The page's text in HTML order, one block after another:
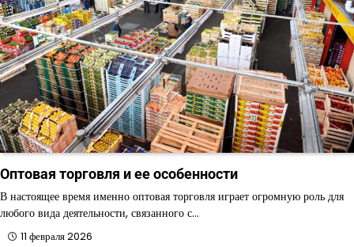
Оптовая торговля и ее особенности
В настоящее время именно оптовая торговля играет огромную роль для
любого вида деятельности, связанного с…
11 февраля 2026